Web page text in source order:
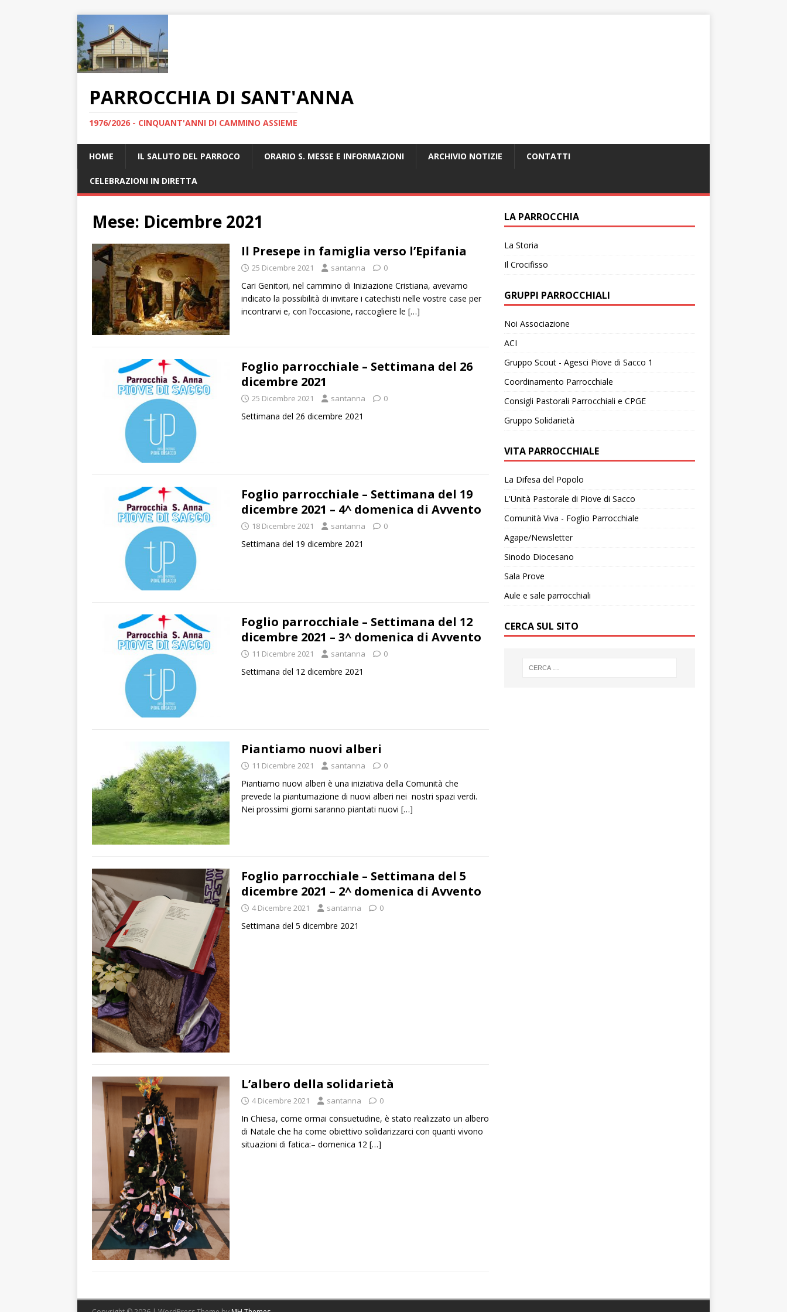
PARROCCHIA DI SANT'ANNA
1976/2026 - CINQUANT'ANNI DI CAMMINO ASSIEME
HOME IL SALUTO DEL PARROCO ORARIO S. MESSE E INFORMAZIONI ARCHIVIO NOTIZIE CONTATTI
CELEBRAZIONI IN DIRETTA
Mese: Dicembre 2021
Il Presepe in famiglia verso l’Epifania
25 Dicembre 2021 santanna 0
Cari Genitori, nel cammino di Iniziazione Cristiana, avevamo
indicato la possibilità di invitare i catechisti nelle vostre case per
incontrarvi e, con l’occasione, raccogliere le […]
Foglio parrocchiale – Settimana del 26
dicembre 2021
25 Dicembre 2021 santanna 0
Settimana del 26 dicembre 2021
Foglio parrocchiale – Settimana del 19
dicembre 2021 – 4^ domenica di Avvento
18 Dicembre 2021 santanna 0
Settimana del 19 dicembre 2021
Foglio parrocchiale – Settimana del 12
dicembre 2021 – 3^ domenica di Avvento
11 Dicembre 2021 santanna 0
Settimana del 12 dicembre 2021
Piantiamo nuovi alberi
11 Dicembre 2021 santanna 0
Piantiamo nuovi alberi è una iniziativa della Comunità che
prevede la piantumazione di nuovi alberi nei nostri spazi verdi.
Nei prossimi giorni saranno piantati nuovi […]
Foglio parrocchiale – Settimana del 5
dicembre 2021 – 2^ domenica di Avvento
4 Dicembre 2021 santanna 0
Settimana del 5 dicembre 2021
L’albero della solidarietà
4 Dicembre 2021 santanna 0
In Chiesa, come ormai consuetudine, è stato realizzato un albero
di Natale che ha come obiettivo solidarizzarci con quanti vivono
situazioni di fatica:– domenica 12 […]
LA PARROCCHIA
La Storia
Il Crocifisso
GRUPPI PARROCCHIALI
Noi Associazione
ACI
Gruppo Scout - Agesci Piove di Sacco 1
Coordinamento Parrocchiale
Consigli Pastorali Parrocchiali e CPGE
Gruppo Solidarietà
VITA PARROCCHIALE
La Difesa del Popolo
L'Unità Pastorale di Piove di Sacco
Comunità Viva - Foglio Parrocchiale
Agape/Newsletter
Sinodo Diocesano
Sala Prove
Aule e sale parrocchiali
CERCA SUL SITO